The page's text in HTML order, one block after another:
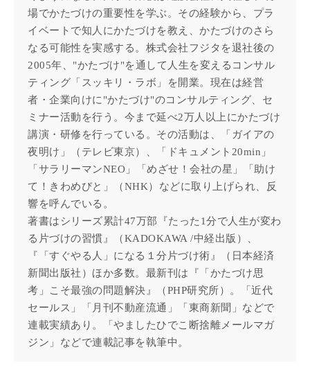
場でかたづけの重要性を学ぶ。その経験から、プラ
イベートで知人にかたづけを教え、かたづけのさら
なる可能性を実感する。株式会社フジタを退社後の
2005年、"かたづけ"を通して人生を変えるコンサル
ティング「スッキリ・ラボ」を開業。現在は経営
者・企業向けに"かたづけ"のコンサルティング、セ
ミナー活動を行う。今まで延べ2万人以上にかたづけ
講演・研修を行っている。その活動は、「ガイアの
夜明け」（テレビ東京）、「ドキュメント20min」
「サラリーマンNEO」「めざせ！会社の星」「助け
て！きわめびと」（NHK）などに取り上げられ、反
響を呼んでいる。
著書はシリーズ累計47万部『たった1分で人生が変わ
る片づけの習慣』（KADOKAWA /中経出版）、
『「すぐやる人」になる１分片づけ術』（日本経済
新聞出版社）ほか多数。最新刊は『「かたづけ思
考」こそ最強の問題解決』（PHP研究所）。「近代
セールス」「月刊不動産流通」「東商新聞」などで
連載実績あり。「やましたひでこ断捨離メールマガ
ジン」などで連載記事を執筆中。